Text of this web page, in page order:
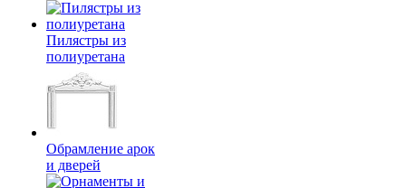
Пилястры из
полиуретана
Обрамление арок
и дверей